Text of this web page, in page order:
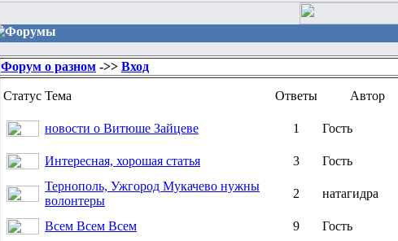
Форумы
Форум о разном ->> Вход
Статус Тема Ответы Автор
новости о Витюше Зайцеве
1 Гость
Интересная, хорошая статья
3 Гость
Тернополь, Ужгород Мукачево нужны
волонтеры
2 натагидра
Всем Всем Всем
9 Гость